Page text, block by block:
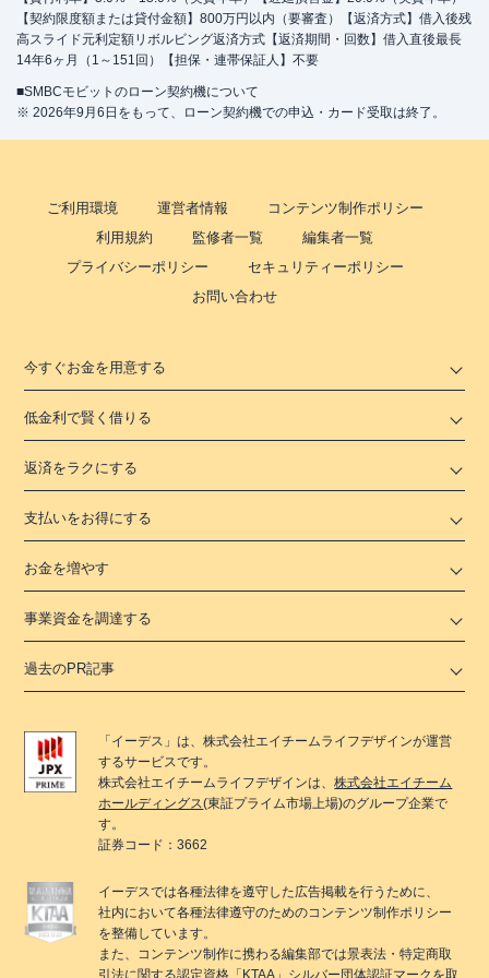
【契約限度額または貸付金額】800万円以内（要審査）【返済方式】借入後残
高スライド元利定額リボルビング返済方式【返済期間・回数】借入直後最長
14年6ヶ月（1～151回）【担保・連帯保証人】不要
■SMBCモビットのローン契約機について
※ 2026年9月6日をもって、ローン契約機での申込・カード受取は終了。
ご利用環境 運営者情報
コンテンツ制作ポリシー
利用規約
監修者一覧
編集者一覧
プライバシーポリシー
セキュリティーポリシー
お問い合わせ
今すぐお金を用意する
低金利で賢く借りる
返済をラクにする
支払いをお得にする
お金を増やす
事業資金を調達する
過去のPR記事
「 イーデス 」は、株式会社エイチームライフデザインが運営
するサービスです。
株式会社エイチームライフデザインは、株式会社エイチーム
ホールディングス(東証プライム市場上場)のグループ企業で
す。
証券コード：3662
イーデスでは各種法律を遵守した広告掲載を行うために、
社内において各種法律遵守のためのコンテンツ制作ポリシー
を整備しています。
また、コンテンツ制作に携わる編集部では景表法・特定商取
引法に関する認定資格「KTAA」 シルバー団体認証マークを取